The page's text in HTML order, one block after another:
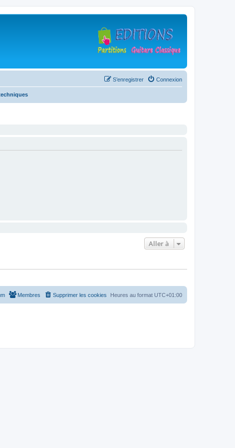
Connexion
S’enregistrer
Aller à
Heures au format UTC+01:00
Supprimer les cookies
Membres